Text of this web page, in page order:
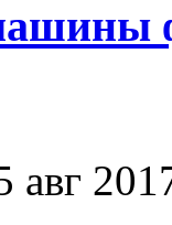
авг